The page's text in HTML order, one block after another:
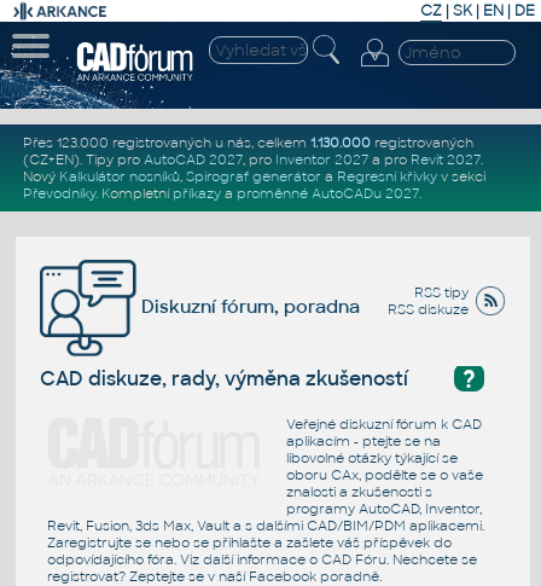
CZ | SK| EN | DE
Přes 123.000 registrovaných u nás, celkem 1.130.000registrovaných
(CZ+EN). Tipy pro AutoCAD 2027, pro Inventor 2027a pro Revit 2027.
Nový Kalkulátor nosníků, Spirograf generátor a Regresní křivkyv sekci
Převodníky. Kompletní příkazya proměnné AutoCADu 2027.
RSS tipy
RSS diskuze
Diskuzní fórum, poradna
?
CAD diskuze, rady, výměna zkušeností
Veřejné diskuzní fórum k CAD
aplikacím - ptejte se na
libovolné otázky týkající se
oboru CAx, podělte se o vaše
znalosti a zkušenosti s
programy AutoCAD, Inventor,
Revit, Fusion, 3ds Max, Vault a s dalšími CAD/BIM/PDM aplikacemi.
Zaregistrujte se nebo se přihlašte a zašlete váš příspěvek do
odpovídajícího fóra. Viz další informace o CAD Fóru. Nechcete se
registrovat? Zeptejte se v naší Facebook poradně.